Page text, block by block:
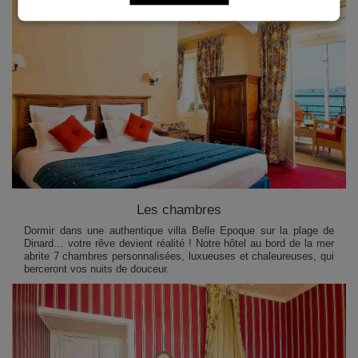
Les chambres
Dormir dans une authentique villa Belle Epoque sur la plage de
Dinard… votre rêve devient réalité ! Notre hôtel au bord de la mer
abrite 7 chambres personnalisées, luxueuses et chaleureuses, qui
berceront vos nuits de douceur.